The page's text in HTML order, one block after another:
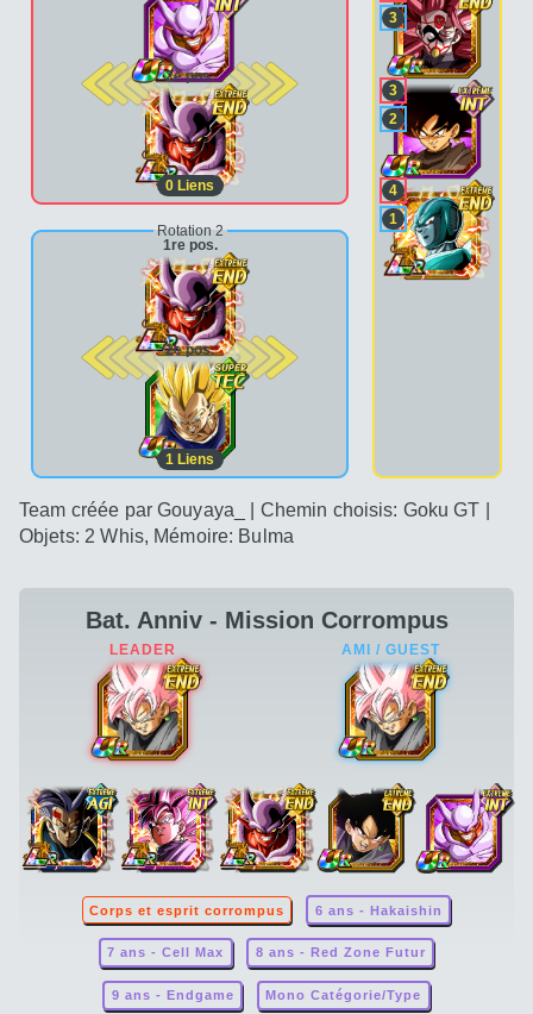
2e pos.
0 Liens
Rotation 2
1re pos.
2e pos.
1 Liens
3
3
2
4
1
Team créée par Gouyaya_ | Chemin choisis: Goku GT |
Objets: 2 Whis, Mémoire: Bulma
Bat. Anniv - Mission Corrompus
Corps et esprit corrompus 6 ans - Hakaishin
7 ans - Cell Max 8 ans - Red Zone Futur
9 ans - Endgame Mono Catégorie/Type